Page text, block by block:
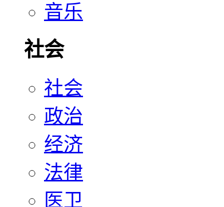
音乐
社会
社会
政治
经济
法律
医卫